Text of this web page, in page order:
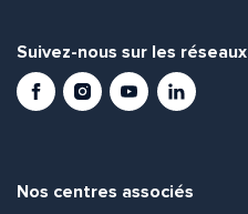
Suivez-nous sur les réseaux
FacebookInstagramYoutubeLinkedIn
Nos centres associés